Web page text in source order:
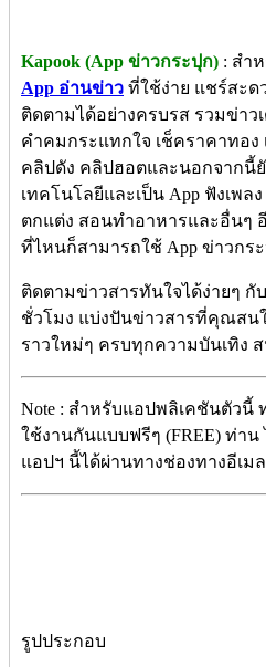
Kapook (App ข่าวกระปุก) : สำ
App อ่านข่าว ที่ใช้ง่าย แชร์สะด
ติดตามได้อย่างครบรส รวมข่าว
คำคมกระแทกใจ เช็คราคาทอ
คลิปดัง คลิปฮอตและนอกจากนี้ยั
เทคโนโลยีและเป็น App ฟังเพ
ตกแต่ง สอนทำอาหารและอื่นๆ
ที่ไหนก็สามารถใช้ App ข่าวกร
ติดตามข่าวสารทันใจได้ง่ายๆ กั
ชั่วโมง แบ่งปันข่าวสารที่คุณสนใ
ราวใหม่ๆ ครบทุกความบันเทิง
Note : สำหรับแอปพลิเคชันตัวนี้
ใช้งานกันแบบฟรีๆ (FREE) ท่า
แอปฯ นี้ได้ผ่านทางช่องทางอีเมล
รูปประกอบ